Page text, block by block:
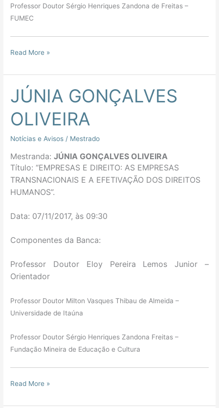
Professor Doutor Sérgio Henriques Zandona de Freitas –
FUMEC
Read More »
JÚNIA GONÇALVES
OLIVEIRA
Notícias e Avisos / Mestrado
Mestranda:JÚNIA GONÇALVES OLIVEIRA
Título: “EMPRESAS E DIREITO: AS EMPRESAS
TRANSNACIONAIS E A EFETIVAÇÃO DOS DIREITOS
HUMANOS”.
Data: 07/11/2017, às 09:30
Componentes da Banca:
Professor Doutor Eloy Pereira Lemos Junior –
Orientador
Professor Doutor Milton Vasques Thibau de Almeida –
Universidade de Itaúna
Professor Doutor Sérgio Henriques Zandona Freitas –
Fundação Mineira de Educação e Cultura
JÚNIA
GONÇALVES
OLIVEIRA
Read More »